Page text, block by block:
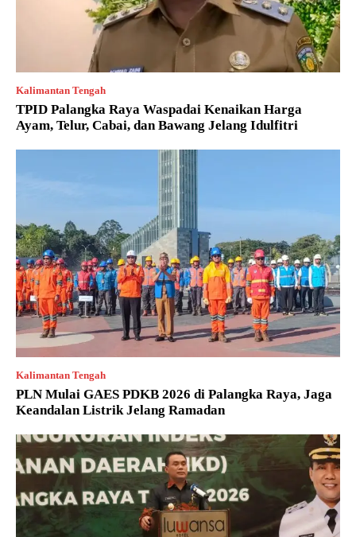
Kalimantan Tengah
TPID Palangka Raya Waspadai Kenaikan Harga
Ayam, Telur, Cabai, dan Bawang Jelang Idulfitri
Kalimantan Tengah
PLN Mulai GAES PDKB 2026 di Palangka Raya, Jaga
Keandalan Listrik Jelang Ramadan